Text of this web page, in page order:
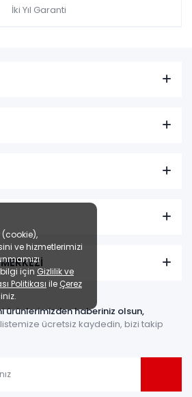
İki Yıl Garanti
ürünlerimizden haberiniz olsun,
ücretsiz kaydedin, bizi takip
(cookie),
ve hizmetlerimizi
için Gizlilik ve
Politikası ile Çerez